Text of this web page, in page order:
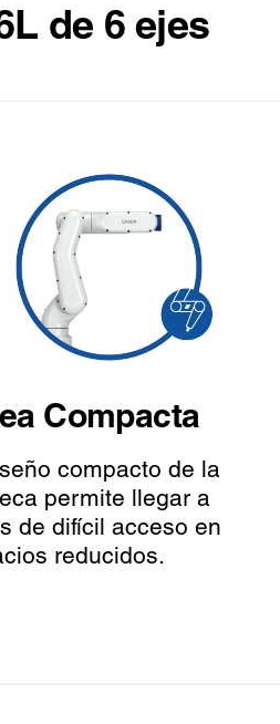
de 6 ejes
Compacta
compacto de la
permite llegar a
de difícil acceso en
reducidos.